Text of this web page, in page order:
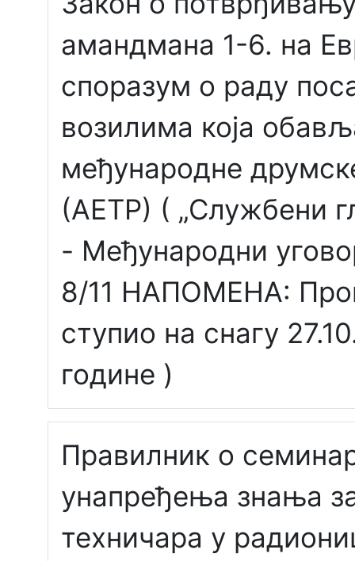
амандмана 1-6. на
споразум о раду
возилима која
међународне
(АЕТР) ( „Службени
- Међународни
8/11 НАПОМЕНА:
ступио на снагу
године )
Правилник о
унапређења знања
техничара у